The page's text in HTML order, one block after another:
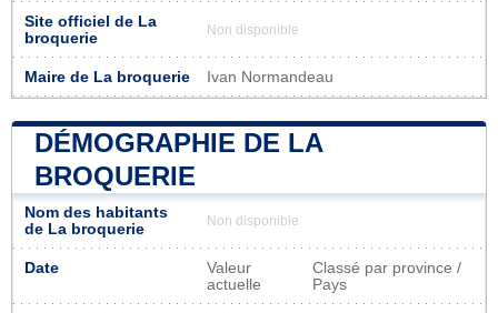
Site officiel de La
broquerie
Non disponible
Maire de La broquerie Ivan Normandeau
DÉMOGRAPHIE DE LA
BROQUERIE
Nom des habitants
de La broquerie
Non disponible
Date
Valeur
actuelle
Classé par province /
Pays